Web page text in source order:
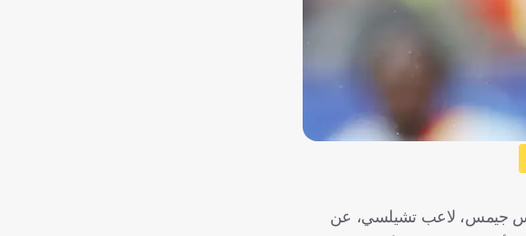
ريس جيمس، لاعب تشيلسي، عن